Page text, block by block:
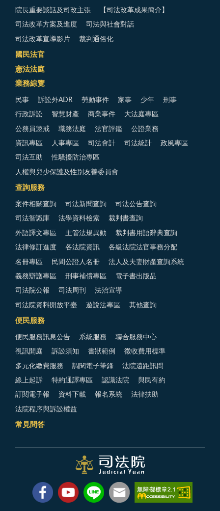
院長重要談話及司改主張 【司法改革成果簡介】
司法改革方案及進度 司法與社會對話
司法改革宣導影片 裁判通俗化
國民法官
憲法法庭
業務綜覽
民事 訴訟外ADR 勞動事件 家事 少年 刑事
行政訴訟 智慧財產 商業事件 大法庭專區
公務員懲戒 職務法庭 法官評鑑 公證業務
資訊專區 人事專區 司法會計 司法統計 政風專區
司法互助 性騷擾防治專區
人權與兒少保護及性別友善委員會
查詢服務
案件相關查詢 司法新聞查詢 司法公告查詢
司法智識庫 法學資料檢索 裁判書查詢
外語譯文專區 主管法規異動 裁判書用語辭典查詢
法律修訂進度 各法院資訊 各級法院法官事務分配
名冊專區 民間公證人名冊 法人及夫妻財產查詢系統
義務辯護專區 刑事補償專區 電子書出版品
司法院公報 司法周刊 法治宣導
司法院資料開放平臺 遊說法專區 其他查詢
便民服務
便民服務訊息公告 系統服務 聯合服務中心
視訊開庭 訴訟須知 書狀範例 徵收費用標準
多元化繳費服務 調閱電子筆錄 法院遠距訊問
線上起訴 特約通譯專區 認識法院 與民有約
訂閱電子報 資料下載 報名系統 法律扶助
法院程序與訴訟權益
常見問答